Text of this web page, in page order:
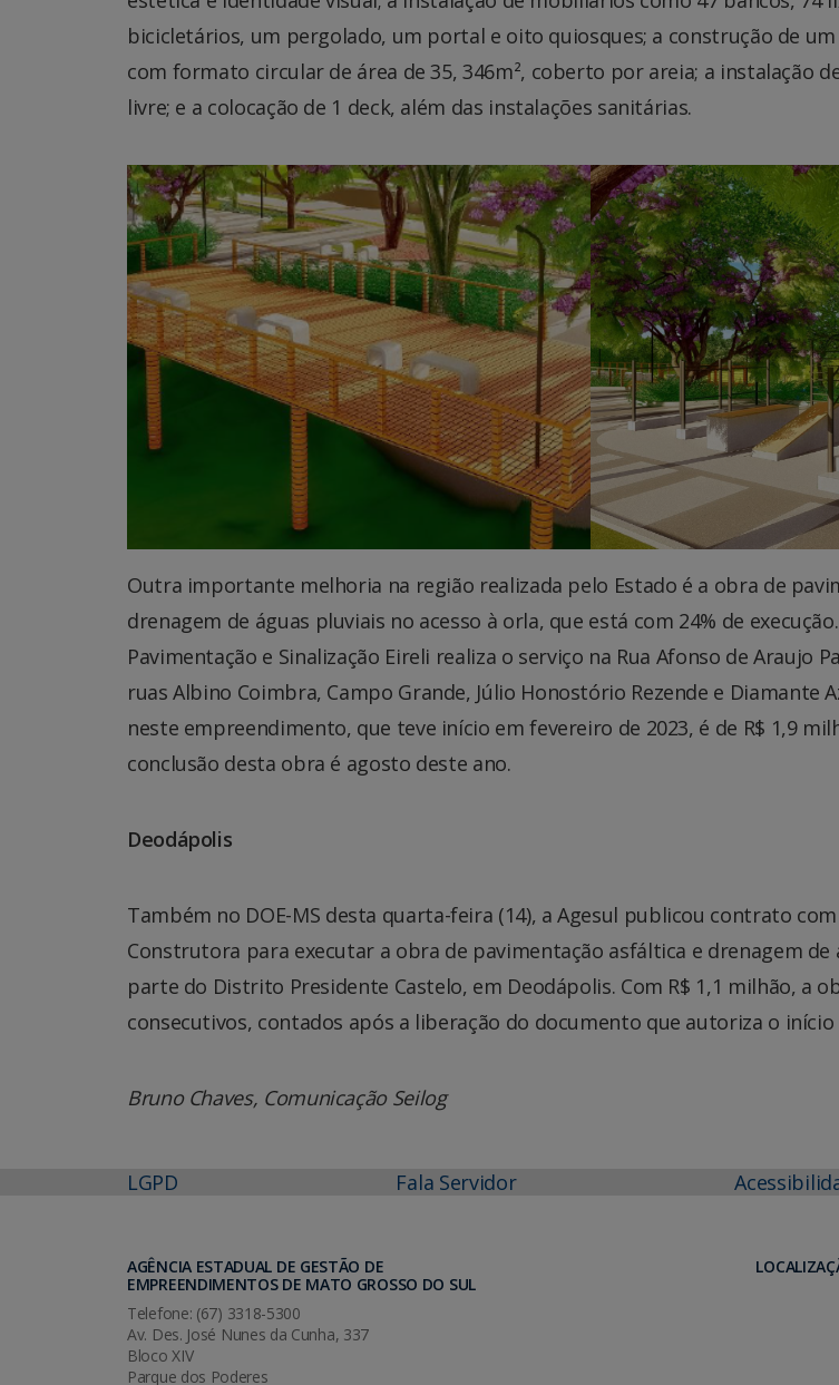
bicicletários, um pergolado, um portal e oito quiosques; a construção de
com formato circular de área de 35, 346m², coberto por areia; a instalação
livre; e a colocação de 1 deck, além das instalações sanitárias.
Outra importante melhoria na região realizada pelo Estado é a obra de
drenagem de águas pluviais no acesso à orla, que está com 24% de
Pavimentação e Sinalização Eireli realiza o serviço na Rua Afonso de Araujo
ruas Albino Coimbra, Campo Grande, Júlio Honostório Rezende e Diamante
neste empreendimento, que teve início em fevereiro de 2023, é de R$ 1,9
conclusão desta obra é agosto deste ano.
Deodápolis
Também no DOE-MS desta quarta-feira (14), a Agesul publicou contrato
Construtora para executar a obra de pavimentação asfáltica e drenagem de
parte do Distrito Presidente Castelo, em Deodápolis. Com R$ 1,1 milhão, a
consecutivos, contados após a liberação do documento que autoriza o
Bruno Chaves, Comunicação Seilog
LGPD Fala Servidor
AGÊNCIA ESTADUAL DE GESTÃO DE
EMPREENDIMENTOS DE MATO GROSSO DO SUL
Telefone: (67) 3318-5300
Av. Des. José Nunes da Cunha, 337
Bloco XIV
Parque dos Poderes